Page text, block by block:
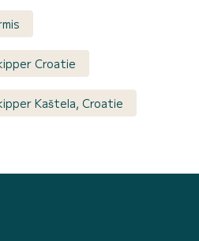
Croatie
Kaštela, Croatie